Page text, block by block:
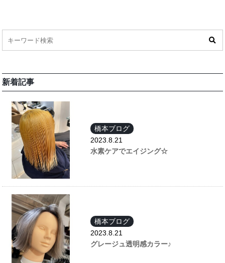
新着記事
橋本ブログ
2023.8.21
水素ケアでエイジング☆
橋本ブログ
2023.8.21
グレージュ透明感カラー♪